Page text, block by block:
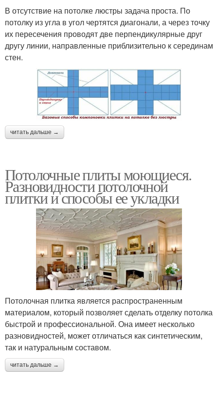
В отсутствие на потолке люстры задача проста. По
потолку из угла в угол чертятся диагонали, а через точку
их пересечения проводят две перпендикулярные друг
другу линии, направленные приблизительно к серединам
стен.
читать дальше →
Потолочные плиты моющиеся.
Разновидности потолочной
плитки и способы ее укладки
Потолочная плитка является распространенным
материалом, который позволяет сделать отделку потолка
быстрой и профессиональной. Она имеет несколько
разновидностей, может отличаться как синтетическим,
так и натуральным составом.
читать дальше →